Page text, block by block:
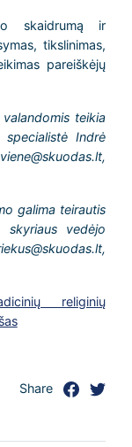
skaidrumą ir
tikslinimas,
pareiškėjų
teikia
Indrė
galima teirautis
vedėjo
religinių
Share